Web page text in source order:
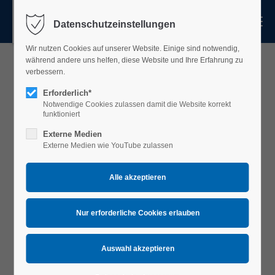
Login
Benutzername
Passwort
Support
Landratsamt
Datenschutzeinstellungen
Wir nutzen Cookies auf unserer Website. Einige sind notwendig,
während andere uns helfen, diese Website und Ihre Erfahrung zu
verbessern.
Erforderlich*
Notwendige Cookies zulassen damit die Website korrekt
funktioniert
Externe Medien
Externe Medien wie YouTube zulassen